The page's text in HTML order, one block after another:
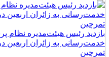
بازدید رئیس هیئت‌مدیره نظام
خدمت‌رسانی به زائران
تمرچین